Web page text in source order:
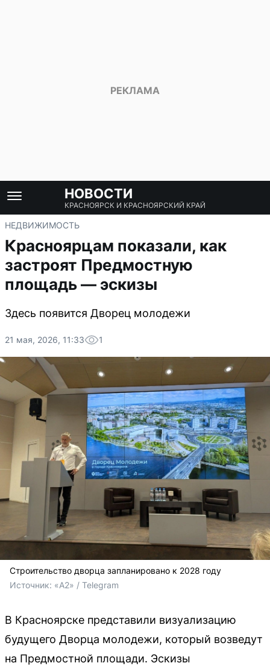
НОВОСТИ
КРАСНОЯРСК И КРАСНОЯРСКИЙ КРАЙ
НЕДВИЖИМОСТЬ
Красноярцам показали, как
застроят Предмостную
площадь — эскизы
Здесь появится Дворец молодежи
21 мая, 2026, 11:33 1
Строительство дворца запланировано к 2028 году
Источник: «А2» / Telegram
В Красноярске представили визуализацию
будущего Дворца молодежи, который возведут
на Предмостной площади. Эскизы